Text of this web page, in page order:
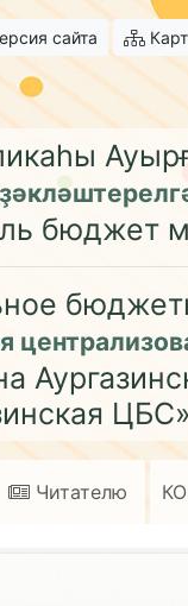
сайта
бюджет
Читателю